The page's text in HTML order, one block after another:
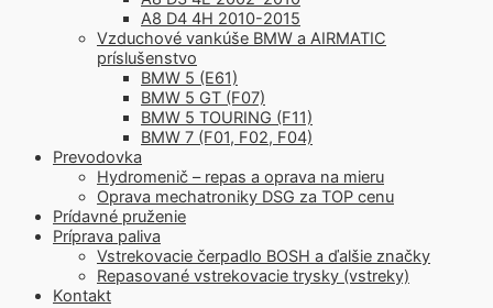
A8 D4 4H 2010-2015
Vzduchové vankúše BMW a AIRMATIC
príslušenstvo
BMW 5 (E61)
BMW 5 GT (F07)
BMW 5 TOURING (F11)
BMW 7 (F01, F02, F04)
Prevodovka
Hydromenič – repas a oprava na mieru
Oprava mechatroniky DSG za TOP cenu
Prídavné pruženie
Príprava paliva
Vstrekovacie čerpadlo BOSH a ďalšie značky
Repasované vstrekovacie trysky (vstreky)
Kontakt